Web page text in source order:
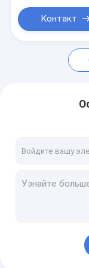
Профили окна
Контакт